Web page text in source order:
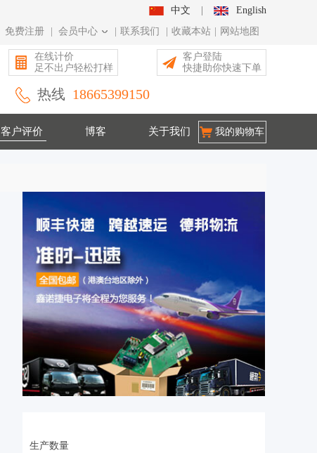
中文
English
免费注册 会员中心 联系我们 收藏本站 网站地图
客户登陆
快捷助你快速下单
在线计价
足不出户轻松打样
热线 18665399150
客户评价 博客 关于我们 我的购物车
生产数量